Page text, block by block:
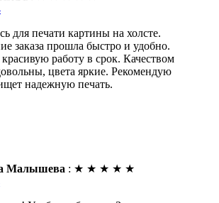
для печати картины на холсте.
заказа прошла быстро и удобно.
работу в срок. Качеством
цвета яркие. Рекомендую
надежную печать.
Малышева : ★ ★ ★ ★ ★